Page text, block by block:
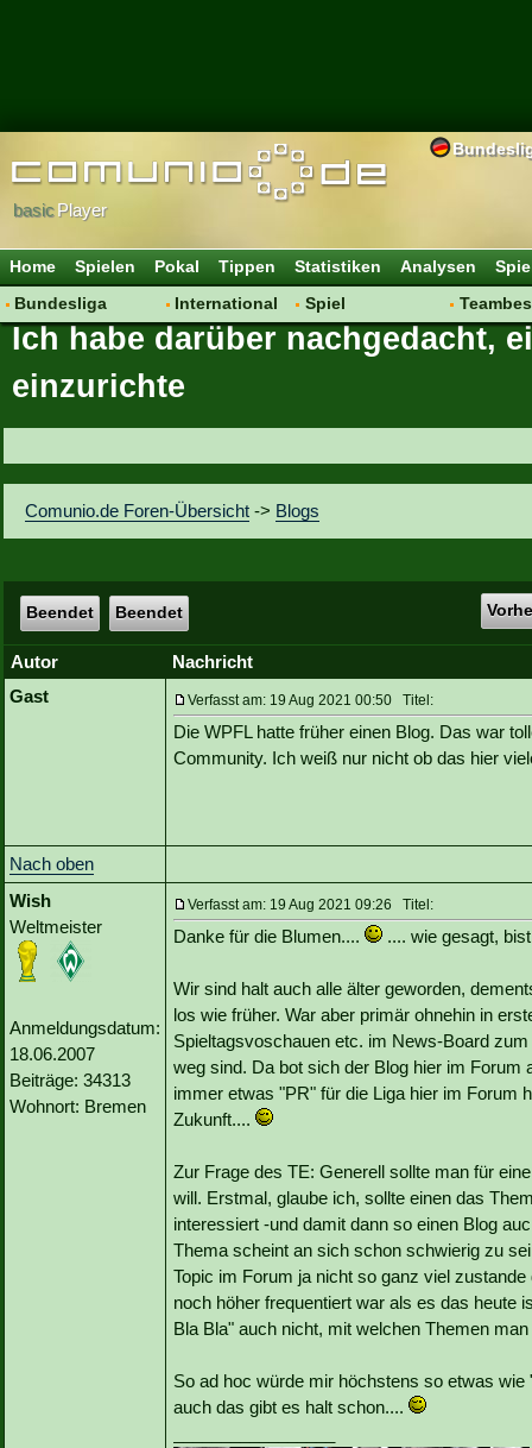
basicPlayer
Home Spielen Pokal Tippen Statistiken Analysen
Bundesliga
Hot News
Talk
Spielanalyse
Vereinsdiskussion
Vereinsfragen
International
Vereine
Spiel
Regeln & Tipps
Ich habe darüber nachgedacht,
einzurichte
Comunio.de Foren-Übersicht -> Blogs
Beendet Beendet
Autor
Nachricht
Gast
Verfasst am: 19 Aug 2021 00:50 Titel:
Die WPFL hatte früher einen Blog. Das war
Community. Ich weiß nur nicht ob das hier
Nach oben
Wish
Weltmeister
Anmeldungsdatum:
18.06.2007
Beiträge: 34313
Wohnort: Bremen
Verfasst am: 19 Aug 2021 09:26 Titel:
Danke für die Blumen.... .... wie gesagt,
Wir sind halt auch alle älter geworden,
los wie früher. War aber primär ohnehin in
Spieltagsvoschauen etc. im News-Board
weg sind. Da bot sich der Blog hier im
immer etwas "PR" für die Liga hier im Forum
Zukunft....
Zur Frage des TE: Generell sollte man für
will. Erstmal, glaube ich, sollte einen das
interessiert -und damit dann so einen Blog
Thema scheint an sich schon schwierig zu
Topic im Forum ja nicht so ganz viel
noch höher frequentiert war als es das heute
Bla Bla" auch nicht, mit welchen Themen
So ad hoc würde mir höchstens so etwas
auch das gibt es halt schon....